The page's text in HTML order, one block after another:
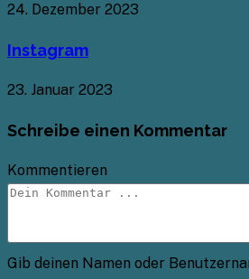
24. Dezember 2023
Instagram
23. Januar 2023
Schreibe einen Kommentar
Kommentieren
Gib deinen Namen oder